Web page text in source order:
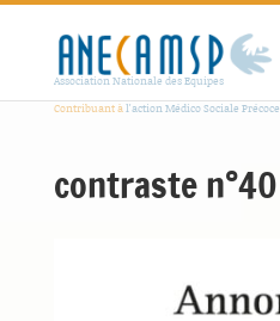
Association Nationale des Equipes
Contribuant àl'action Médico Sociale Précoce
contraste n°40